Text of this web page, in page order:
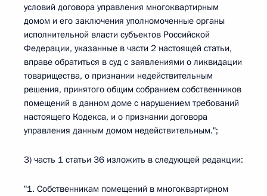
условий договора управления многоквартирным
домом и его заключения уполномоченные органы
исполнительной власти субъектов Российской
Федерации, указанные в части 2 настоящей статьи,
вправе обратиться в суд с заявлениями о ликвидации
товарищества, о признании недействительным
решения, принятого общим собранием собственников
помещений в данном доме с нарушением требований
настоящего Кодекса, и о признании договора
управления данным домом недействительным.";
3) часть 1 статьи 36 изложить в следующей редакции:
"1. Собственникам помещений в многоквартирном